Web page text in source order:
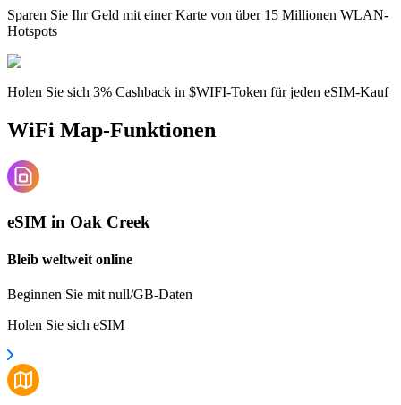
Sparen Sie Ihr Geld mit einer Karte von über 15 Millionen WLAN-
Hotspots
Holen Sie sich 3% Cashback in $WIFI-Token für jeden eSIM-Kauf
WiFi Map-Funktionen
eSIM in Oak Creek
Bleib weltweit online
Beginnen Sie mit null/GB-Daten
Holen Sie sich eSIM